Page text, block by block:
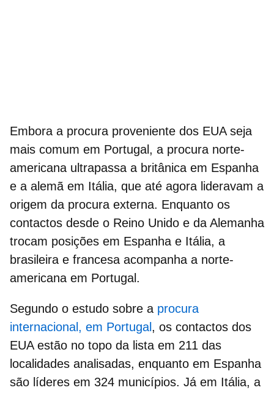
Embora a procura proveniente dos EUA seja
mais comum em Portugal, a procura norte-
americana ultrapassa a britânica em Espanha
e a alemã em Itália, que até agora lideravam a
origem da procura externa. Enquanto os
contactos desde o Reino Unido e da Alemanha
trocam posições em Espanha e Itália, a
brasileira e francesa acompanha a norte-
americana em Portugal.
Segundo o estudo sobre a procura
internacional, em Portugal , os contactos dos
EUA estão no topo da lista em 211 das
localidades analisadas, enquanto em Espanha
são líderes em 324 municípios. Já em Itália, a